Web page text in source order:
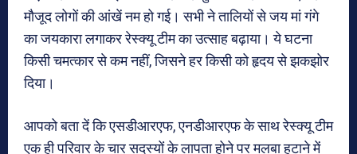
मौजूद लोगों की आंखें नम हो गई। सभी ने तालियों से जय मां गंगे
का जयकारा लगाकर रेस्क्यू टीम का उत्साह बढ़ाया। ये घटना
किसी चमत्कार से कम नहीं, जिसने हर किसी को हृदय से झकझोर
दिया।
आपको बता दें कि एसडीआरएफ, एनडीआरएफ के साथ रेस्क्यू टीम
एक ही परिवार के चार सदस्यों के लापता होने पर मलबा हटाने में